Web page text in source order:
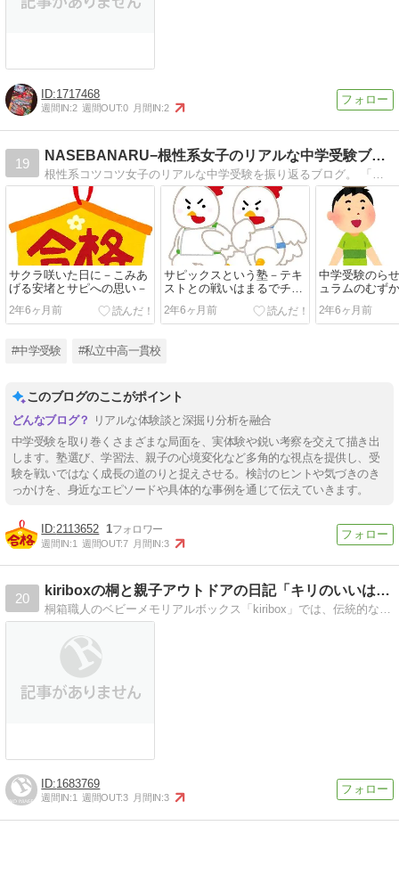
1717468
週間IN:2 週間OUT:0 月間IN:2
19
NASEBANARU−根性系女子のリアルな中学受験ブログ−
サクラ咲いた日に－こみあ
げる安堵とサピへの思い－
2年6ヶ月前
サピックスという塾－テキ
ストとの戦いはまるでチキ
ンレース－
2年6ヶ月前
中学受験のら
ュラムのむず
2年6ヶ月前
#中学受験 #私立中高一貫校
このブログのここがポイント
リアルな体験談と深掘り分析を融合
中学受験を取り巻くさまざまな局面を、実体験や鋭い考察を交えて描き出
します。塾選び、学習法、親子の心境変化など多角的な視点を提供し、受
験を戦いではなく成長の道のりと捉えさせる。検討のヒントや気づきのき
っかけを、身近なエピソードや具体的な事例を通じて伝えていきます。
2113652 1
週間IN:1 週間OUT:7 月間IN:3
20
kiriboxの桐と親子アウトドアの日記「キリのいいはなし」
1683769
週間IN:1 週間OUT:3 月間IN:3